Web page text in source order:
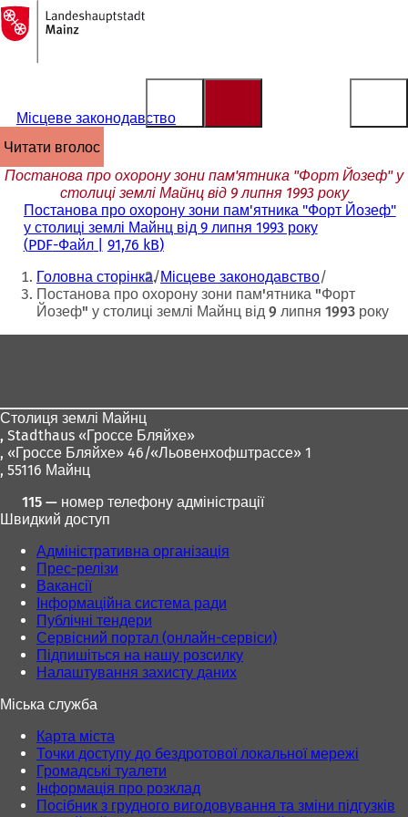
Перейти до змісту
На
головну
сторінку
Місцеве законодавство
читати вголос
Постанова про охорону зони пам'ятника "Форт Йозеф" у
столиці землі Майнц від 9 липня 1993 року
Постанова про охорону зони пам'ятника "Форт Йозеф"
у столиці землі Майнц від 9 липня 1993 року
PDF-Файл 91,76 kB
Ти
тут:
Головна сторінка Місцеве законодавство
Постанова про охорону зони пам'ятника "Форт
Йозеф" у столиці землі Майнц від 9 липня 1993 року
Столиця землі Майнц
, Stadthaus «Гроссе Бляйхе»
, «Гроссе Бляйхе» 46/«Льовенхофштрассе» 1
, 55116 Майнц
115 — номер телефону адміністрації
Швидкий доступ
Адміністративна організація
Прес-релізи
Вакансії
Інформаційна система ради
Публічні тендери
Сервісний портал (онлайн-сервіси)
Підпишіться на нашу розсилку
Налаштування захисту даних
Міська служба
Карта міста
Точки доступу до бездротової локальної мережі
Громадські туалети
Інформація про розклад
Посібник з грудного вигодовування та зміни підгузків